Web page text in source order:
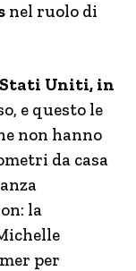
nel ruolo di
Stati Uniti, in
e questo le
non hanno
da casa
la
per